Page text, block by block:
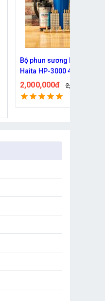
Bộ phun sương làm mát
Haita HP-3000 40 béc (
dây )
1,920,000đ 2,149,000đ